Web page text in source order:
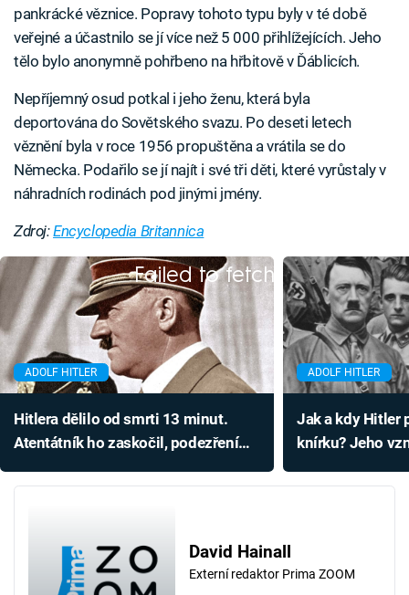
pankrácké věznice. Popravy tohoto typu byly v té době
veřejné a účastnilo se jí více než 5 000 přihlížejících. Jeho
tělo bylo anonymně pohřbeno na hřbitově v Ďáblicích.
Nepříjemný osud potkal i jeho ženu, která byla
deportována do Sovětského svazu. Po deseti letech
věznění byla v roce 1956 propuštěna a vrátila se do
Německa. Podařilo se jí najít i své tři děti, které vyrůstaly v
náhradních rodinách pod jinými jmény.
Zdroj:Encyclopedia Britannica
Failed to fetch
ADOLF HITLER
Hitlera dělilo od smrti 13 minut.
Atentátník ho zaskočil, podezření
ADOLF HITLER
Jak a kdy Hitler
knírku? Jeho
David Hainall
Externí redaktor Prima ZOOM